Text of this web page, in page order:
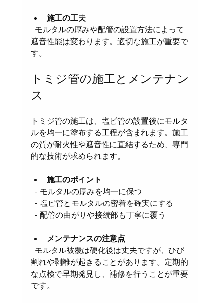
施工の工夫
遮音性能は変わります。適切な施工が重要で
す。
トミジ管の施工とメンテナン
ス
トミジ管の施工は、塩ビ管の設置後にモルタ
ルを均一に塗布する工程が含まれます。施工
の質が耐火性や遮音性に直結するため、専門
的な技術が求められます。
施工のポイント
  - モルタルの厚みを均一に保つ
  - 塩ビ管とモルタルの密着を確実にする
  - 配管の曲がりや接続部も丁寧に覆う
メンテナンスの注意点
割れや剥離が起きることがあります。定期的
な点検で早期発見し、補修を行うことが重要
です。